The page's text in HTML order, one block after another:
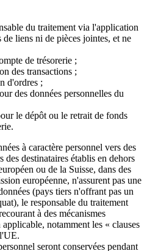
du traitement via l'application
liens ni de pièces jointes, et ne
de trésorerie ;
des transactions ;
d'ordres ;
des données personnelles du
le dépôt ou le retrait de fonds
à caractère personnel vers des
des destinataires établis en dehors
ou de la Suisse, dans des
européenne, n'assurent pas une
(pays tiers n'offrant pas un
le responsable du traitement
à des mécanismes
notamment les « clauses
seront conservées pendant